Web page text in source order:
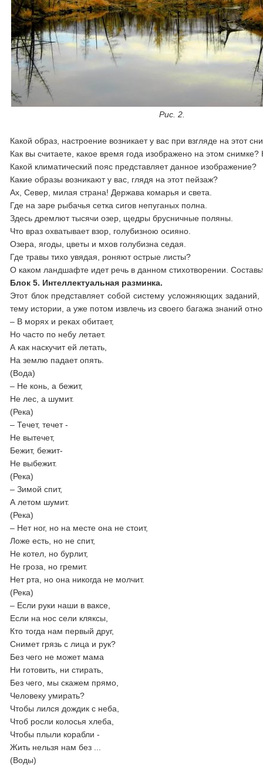
Рис. 2.
Какой образ, настроение возникает у вас при взгляде на этот
Как вы считаете, какое время года изображено на этом снимке?
Какой климатический пояс представляет данное изображение?
Какие образы возникают у вас, глядя на этот пейзаж?
Ах, Север, милая страна! Держава комарья и света.
Где на заре рыбачья сетка сигов непуганых полна.
Здесь дремлют тысячи озер, щедры брусничные поляны.
Что враз охватывает взoр, гoлубизнoю осияно.
Озера, ягоды, цветы и мхов голубизна седая.
Где травы тихо увядая, роняют острые листы?
О каком ландшафте идет речь в данном стихотворении.
Блок 5. Интеллектуальная разминка.
Этот блок представляет собой систему усложняющих
тему истории, а уже потом извлечь из своего багажа знаний
– В морях и реках обитает,
Но часто по небу летает.
А как наскучит ей летать,
На землю падает опять.
(Вода)
– Не конь, а бежит,
Не лес, а шумит.
(Река)
– Течет, течет -
Не вытечет,
Бежит, бежит-
Не выбежит.
(Река)
– Зимой спит,
А летом шумит.
(Река)
– Нет ног, но на месте она не стоит,
Ложе есть, но не спит,
Не котел, но бурлит,
Не гроза, но гремит.
Нет рта, но она никогда не молчит.
(Река)
– Если руки наши в ваксе,
Если на нос сели кляксы,
Кто тогда нам первый друг,
Снимет грязь с лица и рук?
Без чего не может мама
Ни готовить, ни стирать,
Без чего, мы скажем прямо,
Человеку умирать?
Чтобы лился дождик с неба,
Чтоб росли колосья хлеба,
Чтобы плыли корабли -
Жить нельзя нам без ...
(Воды)